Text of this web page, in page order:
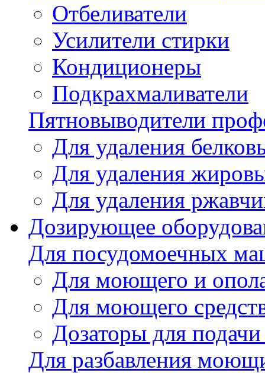
Отбеливатели
Усилители стирки
Кондиционеры
Подкрахмаливатели
Пятновыводители
Для удаления
Для удаления
Для удаления
Дозирующее
Для посудомоечных
Для моющего и
Для моющего
Дозаторы для
Для разбавления